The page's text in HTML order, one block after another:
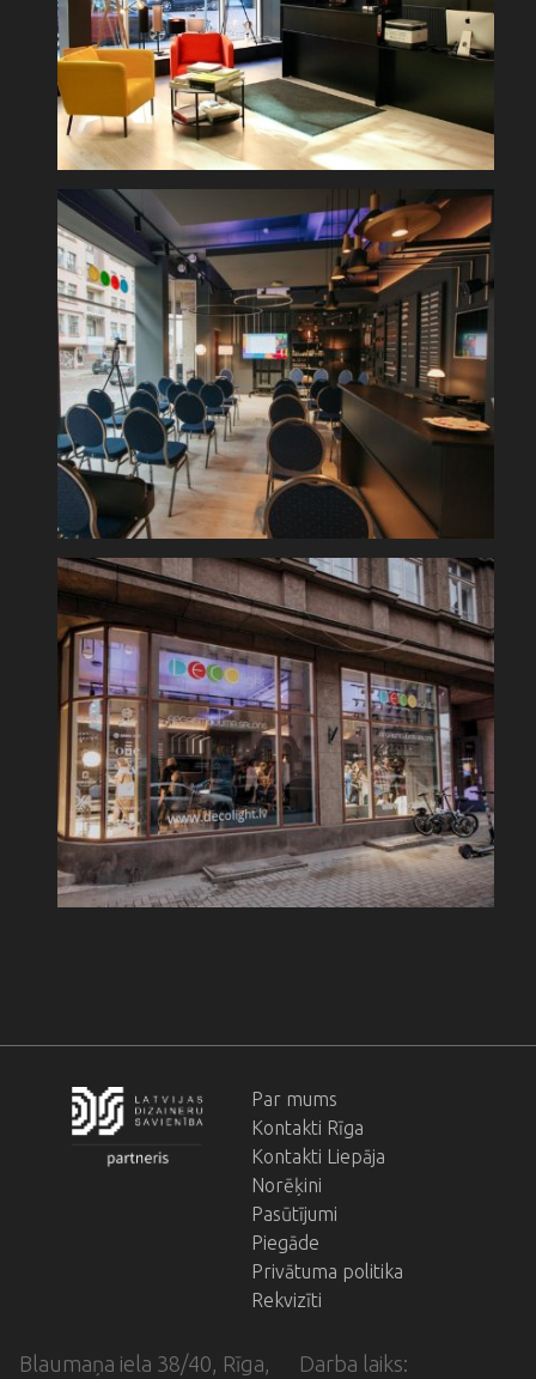
Footer
menu
Par mums
Kontakti Rīga
Kontakti Liepāja
Norēķini
Pasūtījumi
Piegāde
Privātuma politika
Rekvizīti
Blaumaņa iela 38/40, Rīga, Darba laiks: